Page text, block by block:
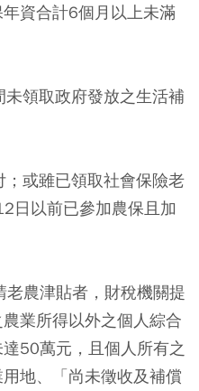
資合計6個月以上未滿
領取政府發放之生活補
或雖已領取社會保險老
日以前已參加農保且加
農津貼者，財稅機關提
業所得以外之個人綜合
50萬元，且個人所有之
地、「尚未徵收及補償